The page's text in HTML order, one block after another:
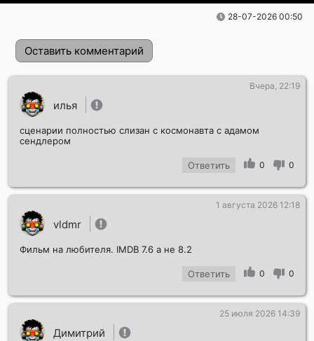
28-07-2026 00:50
Оставить комментарий
Отправить!
илья
Вчера, 22:19
сценарии полностью слизан с космонавта с адамом
сендлером
Ответить 0 0
vldmr
1 августа 2026 12:18
Фильм на любителя. IMDB 7.6 а не 8.2
Ответить 0 0
Димитрий
25 июля 2026 14:39